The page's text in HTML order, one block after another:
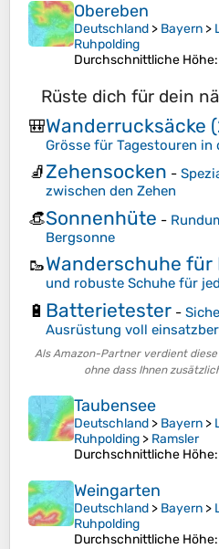
Obereben
Deutschland > Bayern >
Ruhpolding
Durchschnittliche Höhe
Rüste dich für dein
🎒Wanderrucksäcke
Grösse für Tagestouren in
🧦Zehensocken -
zwischen den Zehen
👒Sonnenhüte -
Bergsonne
🥾Wanderschuhe für
und robuste Schuhe für
🔋 Batterietester -
Ausrüstung voll
Als Amazon-Partner verdient
ohne dass Ihnen
Taubensee
Deutschland > Bayern >
Ruhpolding > Ramsler
Durchschnittliche Höhe
Weingarten
Deutschland > Bayern >
Ruhpolding
Durchschnittliche Höhe